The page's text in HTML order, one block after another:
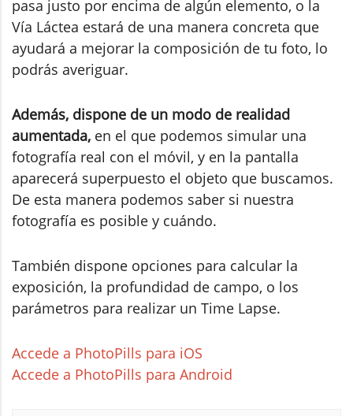
pasa justo por encima de algún elemento, o la
Vía Láctea estará de una manera concreta que
ayudará a mejorar la composición de tu foto, lo
podrás averiguar.
Además, dispone de un modo de realidad
aumentada, en el que podemos simular una
fotografía real con el móvil, y en la pantalla
aparecerá superpuesto el objeto que buscamos.
De esta manera podemos saber si nuestra
fotografía es posible y cuándo.
También dispone opciones para calcular la
exposición, la profundidad de campo, o los
parámetros para realizar un Time Lapse.
Accede a PhotoPills para iOS
Accede a PhotoPills para Android